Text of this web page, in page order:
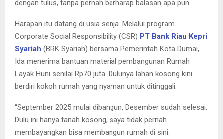
dengan tulus, tanpa pernah berharap balasan apa pun.
Harapan itu datang di usia senja. Melalui program
Corporate Social Responsibility (CSR) PT Bank Riau Kepri
Syariah (BRK Syariah) bersama Pemerintah Kota Dumai,
Ida menerima bantuan material pembangunan Rumah
Layak Huni senilai Rp70 juta. Dulunya lahan kosong kini
berdiri kokoh rumah yang nyaman untuk ditinggali.
“September 2025 mulai dibangun, Desember sudah selesai.
Dulu ini hanya tanah kosong, saya tidak pernah
membayangkan bisa membangun rumah di sini.